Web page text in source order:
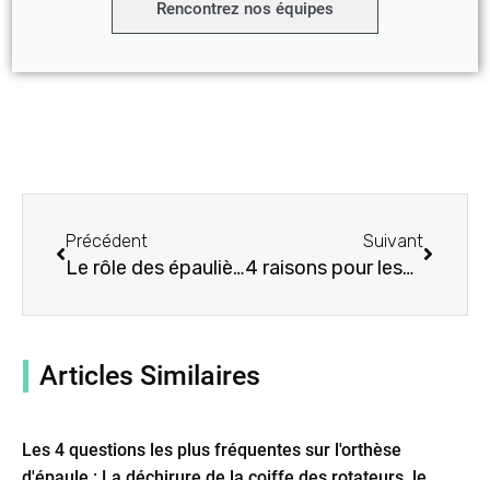
Rencontrez nos équipes
Précédent
Le rôle des épaulières dans l'amélioration des performances en haltérophilie
Suivant
4 raisons pour lesquelles chaque joueur de baseball a besoin d'une orthèse d'épaule de baseball
Articles Similaires
Les 4 questions les plus fréquentes sur l'orthèse